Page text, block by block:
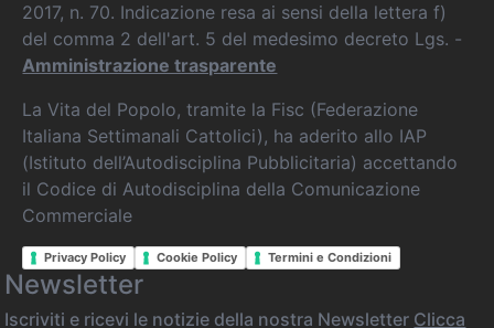
2017, n. 70. Indicazione resa ai sensi della lettera f)
del comma 2 dell'art. 5 del medesimo decreto Lgs. -
Amministrazione trasparente
La Vita del Popolo, tramite la Fisc (Federazione
Italiana Settimanali Cattolici), ha aderito allo IAP
(Istituto dell’Autodisciplina Pubblicitaria) accettando
il Codice di Autodisciplina della Comunicazione
Commerciale
Privacy Policy Cookie Policy Termini e Condizioni
Newsletter
Iscriviti e ricevi le notizie della nostra Newsletter Clicca